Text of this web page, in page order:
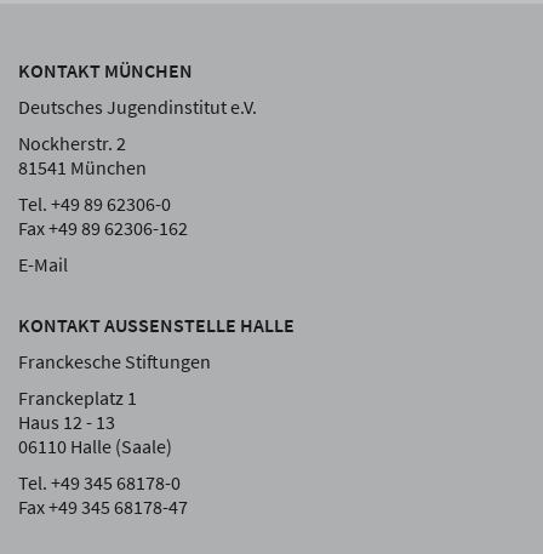
KONTAKT MÜNCHEN
Deutsches Jugendinstitut e.V.
Nockherstr. 2
81541 München
Tel. +49 89 62306-0
Fax +49 89 62306-162
E-Mail
KONTAKT AUSSENSTELLE HALLE
Franckesche Stiftungen
Franckeplatz 1
Haus 12 - 13
06110 Halle (Saale)
Tel. +49 345 68178-0
Fax +49 345 68178-47